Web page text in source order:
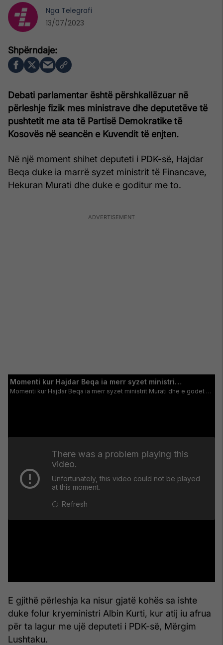
Debati parlamentar është përshkallëzuar në
përleshje fizik mes ministrave dhe deputetëve të
pushtetit me ata të Partisë Demokratike të
Kosovës në seancën e Kuvendit të enjten.
Në një moment shihet deputeti i PDK-së, Hajdar
Beqa duke ia marrë syzet ministrit të Financave,
Hekuran Murati dhe duke e goditur me to.
E gjithë përleshja ka nisur gjatë kohës sa ishte
duke folur kryeministri Albin Kurti, kur atij iu afrua
për ta lagur me ujë deputeti i PDK-së, Mërgim
Lushtaku.
Nga Telegrafi
13/07/2023